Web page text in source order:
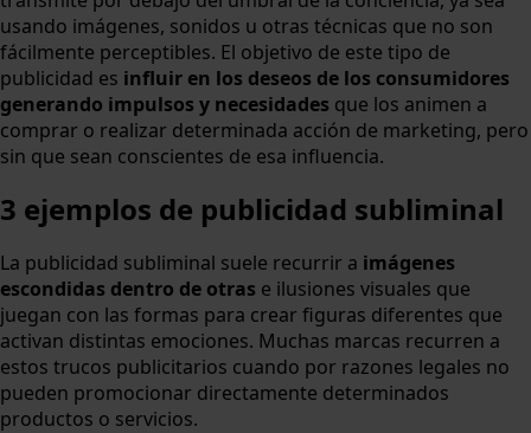
usando imágenes, sonidos u otras técnicas que no son
fácilmente perceptibles. El objetivo de este tipo de
publicidad es influir en los deseos de los consumidores
generando impulsos y necesidades que los animen a
comprar o realizar determinada acción de marketing, pero
sin que sean conscientes de esa influencia.
3 ejemplos de publicidad subliminal
La publicidad subliminal suele recurrir a imágenes
escondidas dentro de otras e ilusiones visuales que
juegan con las formas para crear figuras diferentes que
activan distintas emociones. Muchas marcas recurren a
estos trucos publicitarios cuando por razones legales no
pueden promocionar directamente determinados
productos o servicios.